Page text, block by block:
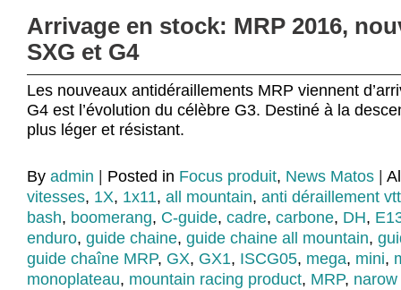
Arrivage en stock: MRP 2016,
SXG et G4
Les nouveaux antidéraillements MRP viennent
G4 est l’évolution du célèbre G3. Destiné à la
plus léger et résistant.
By admin Posted in Focus produit, News Matos
vitesses, 1X, 1x11, all mountain, anti déraillement vtt
bash, boomerang, C-guide, cadre, carbone, DH,
enduro, guide chaine, guide chaine all mountain,
guide chaîne MRP, GX, GX1, ISCG05, mega, mini,
monoplateau, mountain racing product, MRP,